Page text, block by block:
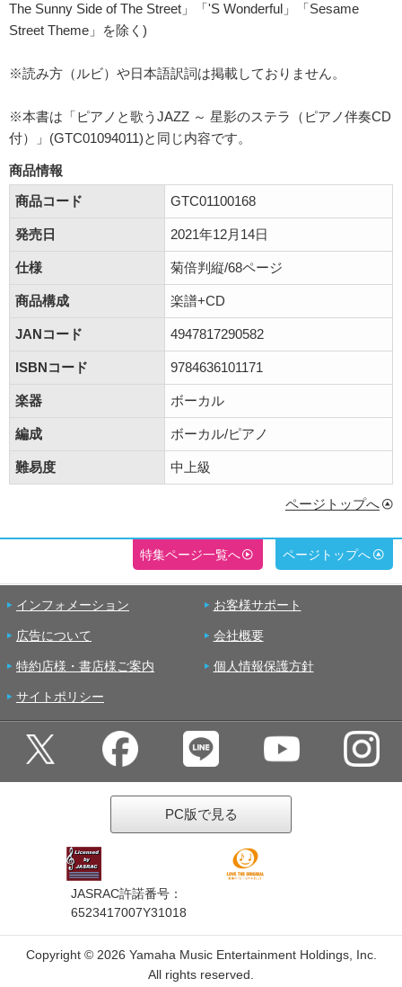
The Sunny Side of The Street」「'S Wonderful」「Sesame
Street Theme」を除く)
※読み方（ルビ）や日本語訳詞は掲載しておりません。
※本書は「ピアノと歌うJAZZ ～ 星影のステラ（ピアノ伴奏CD
付）」(GTC01094011)と同じ内容です。
商品情報
商品コード
GTC01100168
発売日 2021年12月14日
仕様 菊倍判縦/68ページ
商品構成 楽譜+CD
JANコード 4947817290582
ISBNコード 9784636101171
楽器 ボーカル
編成 ボーカル/ピアノ
難易度 中上級
ページトップへ
特集ページ一覧へ ページトップへ
インフォメーション お客様サポート
広告について 会社概要
特約店様・書店様ご案内 個人情報保護方針
サイトポリシー
PC版で見る
JASRAC許諾番号：
6523417007Y31018
Copyright © 2026 Yamaha Music Entertainment Holdings, Inc.
All rights reserved.